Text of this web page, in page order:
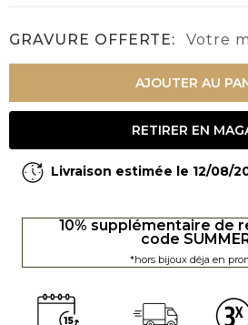
GRAVURE OFFERTE: Votre
AJOUTER AU
RETIRER EN
Livraison estimée le 12/08/
10% supplémentaire de
code
*hors bijoux déja en